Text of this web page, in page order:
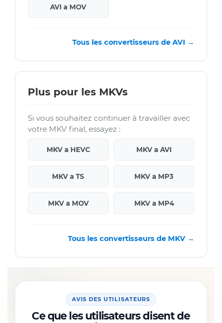
AVI a MOV
Tous les convertisseurs de AVI →
Plus pour les MKVs
Si vous souhaitez continuer à travailler avec
votre MKV final, essayez :
MKV a HEVC MKV a AVI
MKV a TS MKV a MP3
MKV a MOV MKV a MP4
Tous les convertisseurs de MKV →
AVIS DES UTILISATEURS
Ce que les utilisateurs disent de